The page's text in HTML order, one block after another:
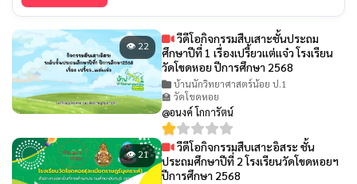
👁 22
วีดีโอกิจกรรมสืบเสาะชั้นประถม
ศึกษาปีที่ 1 เรื่องเปรี้ยวเเต่เเจ๋ว โรงเรียน
วัดโขดหอย ปีการศึกษา 2568
บ้านนักวิทยาศาสตร์น้อย ป.1
🏫 วัดโขดหอย
@อนงค์ โกการัตน์
👁 21
วีดีโอกิจกรรมสืบเสาะอิสระ ชั้น
ประถมศึกษาปีที่ 2 โรงเรียนวัดโขดหอยฯ
ปีการศึกษา 2568